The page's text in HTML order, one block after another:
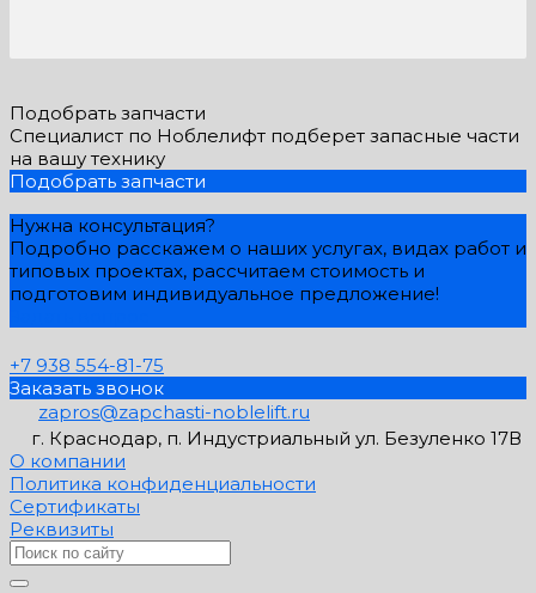
Подобрать запчасти
Специалист по Ноблелифт подберет запасные части
на вашу технику
Подобрать запчасти
Нужна консультация?
Подробно расскажем о наших услугах, видах работ и
типовых проектах, рассчитаем стоимость и
подготовим индивидуальное предложение!
+7 938 554-81-75
Заказать звонок
zapros@zapchasti-noblelift.ru
г. Краснодар, п. Индустриальный ул. Безуленко 17В
О компании
Политика конфиденциальности
Сертификаты
Реквизиты